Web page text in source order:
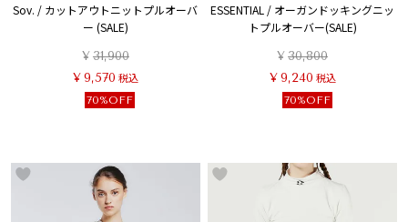
Sov. / カットアウトニットプルオーバ
ー (SALE)
¥31,900
¥9,570 税込
70%OFF
ESSENTIAL / オーガンドッキングニッ
トプルオーバー(SALE)
¥30,800
¥ 9,240 税込
70%OFF